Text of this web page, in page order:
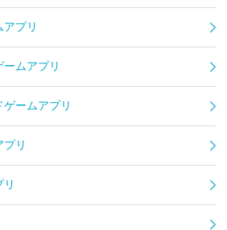
プリ
ムアプリ
ームアプリ
リ